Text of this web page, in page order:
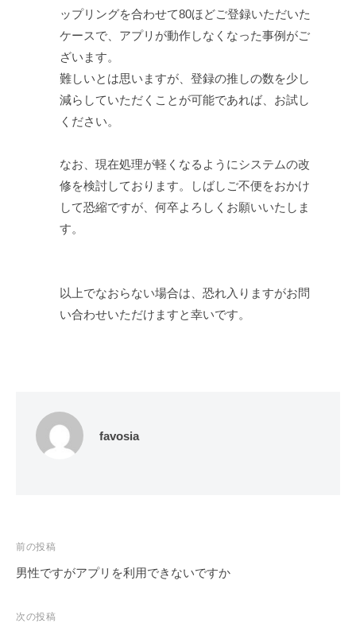
ップリングを合わせて80ほどご登録いただいた
ケースで、アプリが動作しなくなった事例がご
ざいます。
難しいとは思いますが、登録の推しの数を少し
減らしていただくことが可能であれば、お試し
ください。
なお、現在処理が軽くなるようにシステムの改
修を検討しております。しばしご不便をおかけ
して恐縮ですが、何卒よろしくお願いいたしま
す。
以上でなおらない場合は、恐れ入りますがお問
い合わせいただけますと幸いです。
favosia
投
稿
ビ
前の投稿
男性ですがアプリを利用できないですか
次の投稿